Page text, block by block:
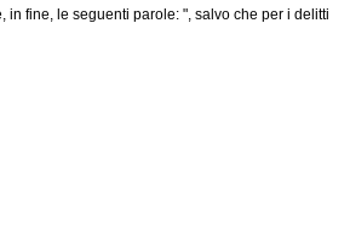
in fine, le seguenti parole: ", salvo che per i delitti